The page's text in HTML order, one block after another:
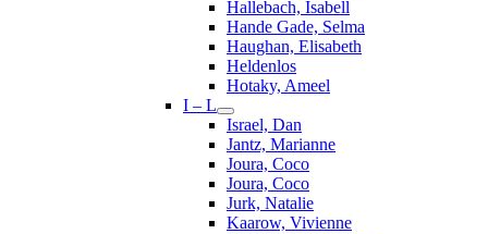
Hallebach, Isabell
Hande Gade, Selma
Haughan, Elisabeth
Heldenlos
Hotaky, Ameel
I – L
Israel, Dan
Jantz, Marianne
Joura, Coco
Joura, Coco
Jurk, Natalie
Kaarow, Vivienne